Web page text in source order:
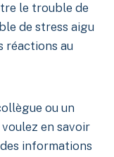
le trouble de
de stress aigu
réactions au
ou un
en savoir
informations